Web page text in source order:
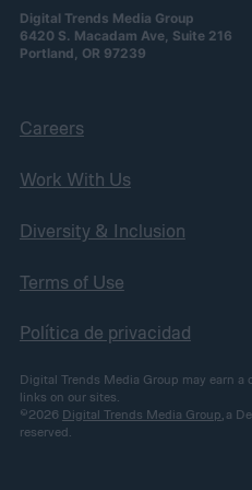
Digital Trends Media Group
6420 S. Macadam Ave, Suite 216
Portland, OR 97239
Careers
Work With Us
Diversity & Inclusion
Terms of Use
Política de privacidad
Digital Trends Media Group may earn
links on our sites.
©2026 Digital Trends Media Group, a
reserved.